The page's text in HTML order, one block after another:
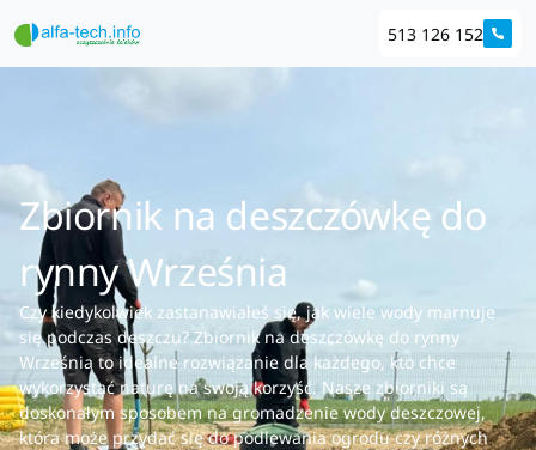
513 126 152
Zbiornik na deszczówkę do
rynny Września
Czy kiedykolwiek zastanawiałeś się, jak wiele wody marnuje
się podczas deszczu? Zbiornik na deszczówkę do rynny
Września to idealne rozwiązanie dla każdego, kto chce
wykorzystać naturę na swoją korzyść. Nasze zbiorniki są
doskonałym sposobem na gromadzenie wody deszczowej,
która może przydać się do podlewania ogrodu czy różnych